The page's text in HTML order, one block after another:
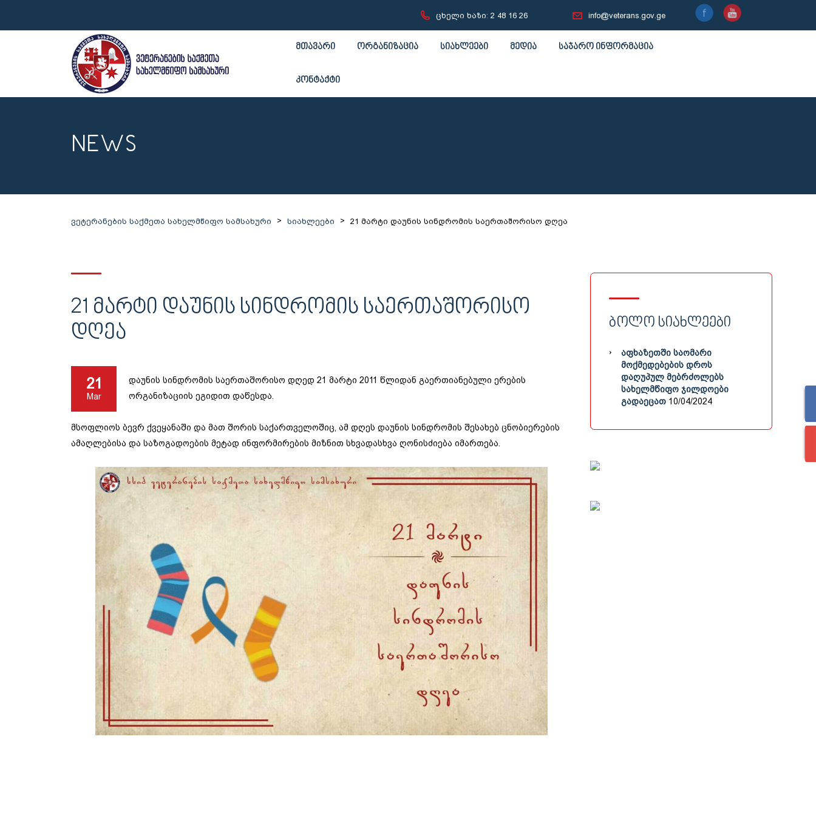
ცხელი ხაზი: 2 48 16 26 info@veterans.gov.ge
მთავარი ორგანიზაცია სიახლეები მედია საჯარო ინფორმაცია
კონტაქტი
NEWS
ვეტერანების საქმეთა სახელმწიფო სამსახური > სიახლეები > 21 მარტი დაუნის სინდრომის საერთაშორისო დღეა
21 ᲛᲐᲠᲢᲘ ᲓᲐᲣᲜᲘᲡ ᲡᲘᲜᲓᲠᲝᲛᲘᲡ ᲡᲐᲔᲠᲗᲐᲨᲝᲠᲘᲡᲝ
ᲓᲦᲔᲐ
21
Mar
დაუნის სინდრომის საერთაშორისო დღედ 21 მარტი 2011 წლიდან გაერთიანებული ერების
ორგანიზაციის ეგიდით დაწესდა.
მსოფლიოს ბევრ ქვეყანაში და მათ შორის საქართველოშიც, ამ დღეს დაუნის სინდრომის შესახებ ცნობიერების
ამაღლებისა და საზოგადოების მეტად ინფორმირების მიზნით სხვადასხვა ღონისძიება იმართება.
ᲑᲝᲚᲝ ᲡᲘᲐᲮᲚᲔᲔᲑᲘ
ᲐᲤᲮᲐᲖᲔᲗᲨᲘ ᲡᲐᲝᲛᲐᲠᲘ
ᲛᲝᲥᲛᲔᲓᲔᲑᲔᲑᲘᲡ ᲓᲠᲝᲡ
ᲓᲐᲦᲣᲞᲣᲚ ᲛᲔᲑᲠᲫᲝᲚᲔᲑᲡ
ᲡᲐᲮᲔᲚᲛᲬᲘᲤᲝ ᲯᲘᲚᲓᲝᲔᲑᲘ
ᲒᲐᲓᲐᲔᲪᲐᲗ 10/04/2024